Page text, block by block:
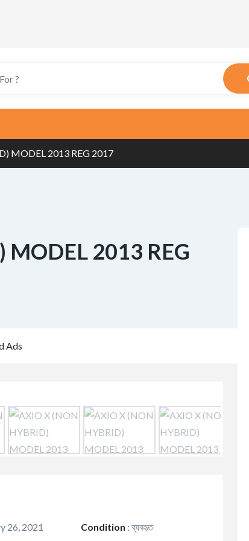
MODEL 2013 REG 2017
2013 REG
Ads
26, 2021 Condition :ব্যবহৃত